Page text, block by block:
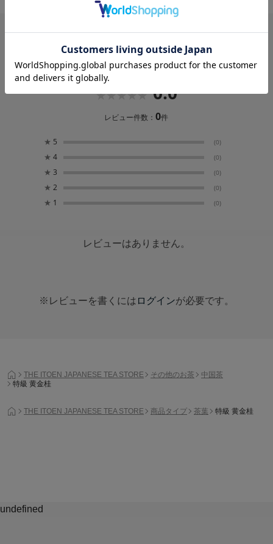
レビュー
0.0
レビュー件数：0件
★ 5 (0)
★ 4 (0)
★ 3 (0)
★ 2 (0)
★ 1 (0)
レビューはありません。
※レビューを書くには ログインが必要です。
THE ITOEN JAPANESE TEA STORE その他のお茶
中国茶
特級 黄金桂
THE ITOEN JAPANESE TEA STORE 商品タイプ 茶葉 特級 黄金桂
undefined